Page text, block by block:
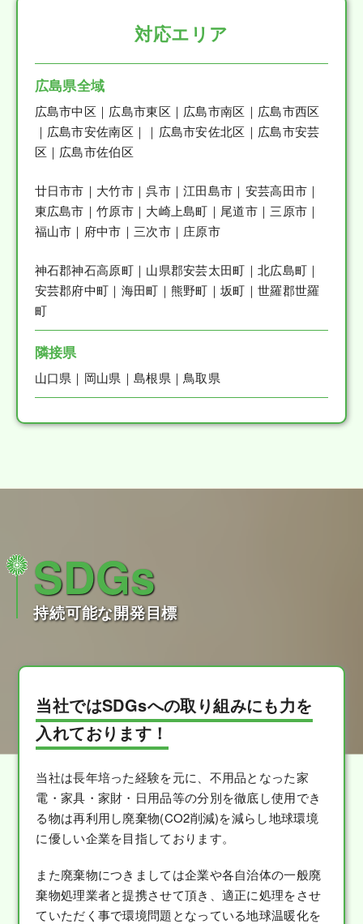
対応エリア
広島県全域
広島市中区｜広島市東区｜広島市南区｜広島市西区
｜広島市安佐南区｜｜広島市安佐北区｜広島市安芸
区｜広島市佐伯区
廿日市市｜大竹市｜呉市｜江田島市｜安芸高田市｜
東広島市｜竹原市｜大崎上島町｜尾道市｜三原市｜
福山市｜府中市｜三次市｜庄原市
神石郡神石高原町｜山県郡安芸太田町｜北広島町｜
安芸郡府中町｜海田町｜熊野町｜坂町｜世羅郡世羅
町
隣接県
山口県｜岡山県｜島根県｜鳥取県
SDGs
持続可能な開発目標
当社ではSDGsへの取り組みにも力を
入れております！
当社は長年培った経験を元に、不用品となった家
電・家具・家財・日用品等の分別を徹底し使用でき
る物は再利用し廃棄物(CO2削減)を減らし地球環境
に優しい企業を目指しております。
また廃棄物につきましては企業や各自治体の一般廃
棄物処理業者と提携させて頂き、適正に処理をさせ
ていただく事で環境問題となっている地球温暖化を